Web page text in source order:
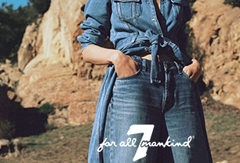
28 29 30 31 32